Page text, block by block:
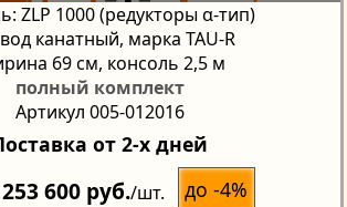
ZLP 1000 (редукторы α-тип)
канатный, марка TAU-R
69 см, консоль 2,5 м
полный комплект
Артикул 005-012016
от 2-х дней
253 600 руб./шт. до -4%